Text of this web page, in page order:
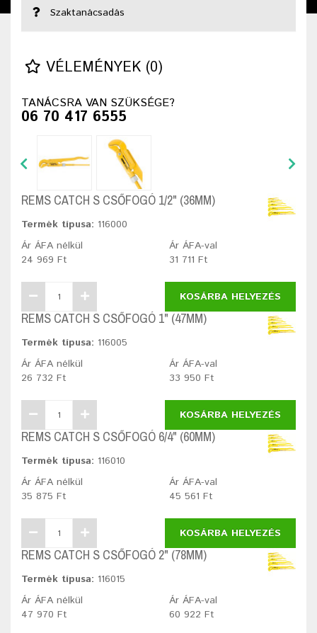
Szaktanácsadás
VÉLEMÉNYEK (0)
TANÁCSRA VAN SZÜKSÉGE?
06 70 417 6555
REMS CATCH S CSŐFOGÓ 1/2" (36MM)
Termék típusa: 116000
Ár ÁFA nélkül
24 969 Ft
Ár ÁFA-val
31 711 Ft
KOSÁRBA HELYEZÉS
REMS CATCH S CSŐFOGÓ 1" (47MM)
Termék típusa: 116005
Ár ÁFA nélkül
26 732 Ft
Ár ÁFA-val
33 950 Ft
KOSÁRBA HELYEZÉS
REMS CATCH S CSŐFOGÓ 6/4" (60MM)
Termék típusa: 116010
Ár ÁFA nélkül
35 875 Ft
Ár ÁFA-val
45 561 Ft
KOSÁRBA HELYEZÉS
REMS CATCH S CSŐFOGÓ 2" (78MM)
Termék típusa: 116015
Ár ÁFA nélkül
47 970 Ft
Ár ÁFA-val
60 922 Ft